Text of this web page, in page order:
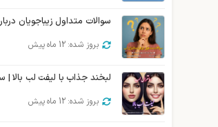
بروز شده: 12 ماه پیش
بروز شده: 12 ماه پیش